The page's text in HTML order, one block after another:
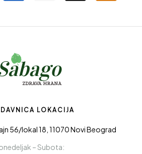
LOKACIJA
56/lokal 18, 11070 Novi Beograd
– Subota: